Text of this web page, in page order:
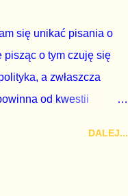
zbojkotować. W
się unikać pisania o
pisząc o tym czuję się
a zwłaszcza
od kwestii
DALEJ...